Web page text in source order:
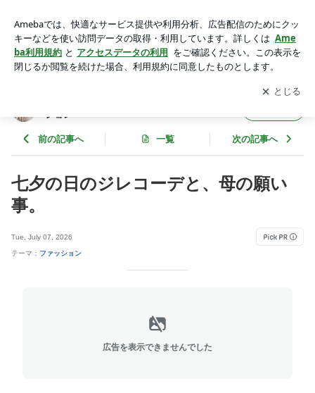
で大人のキレイめファッション
アプリをダウンロードして ブログの更新通知
を受け取りまし
ょう。
開く
ション
前の記事へ 一覧 次の記事へ
七夕の日のジレコーデと、母の願い
事。
Tue, July 07, 2026
テーマ： ファッション
広告を表示できませんでした